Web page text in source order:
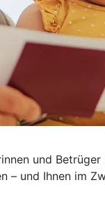
und
– und Ihnen im